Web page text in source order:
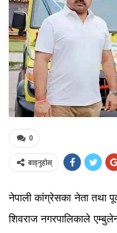
0
बाड्नुहोस्
नेपाली कांग्रेसका नेता तथा
शिवराज नगरपालिकाले